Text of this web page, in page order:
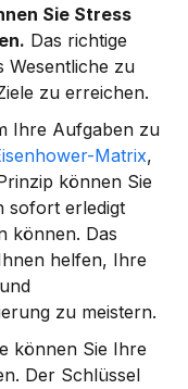
Sie Stress
Das richtige
Wesentliche zu
zu erreichen.
Ihre Aufgaben zu
Matrix,
können Sie
sofort erledigt
können. Das
helfen, Ihre
zu meistern.
können Sie Ihre
Der Schlüssel